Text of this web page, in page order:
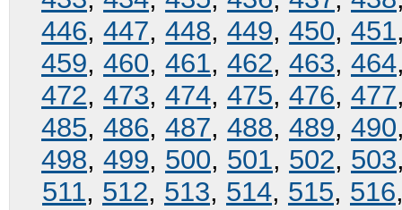
446, 447, 448, 449, 450, 451
459, 460, 461, 462, 463, 464
472, 473, 474, 475, 476, 477
485, 486, 487, 488, 489, 490
498, 499, 500, 501, 502, 503
511, 512, 513, 514, 515, 516